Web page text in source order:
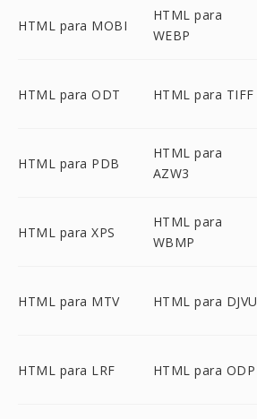
HTML para MOBI
HTML para
WEBP
HTML para ODT HTML para TIFF
HTML para PDB
HTML para
AZW3
HTML para XPS
HTML para
WBMP
HTML para MTV HTML para DJVU
HTML para LRF HTML para ODP